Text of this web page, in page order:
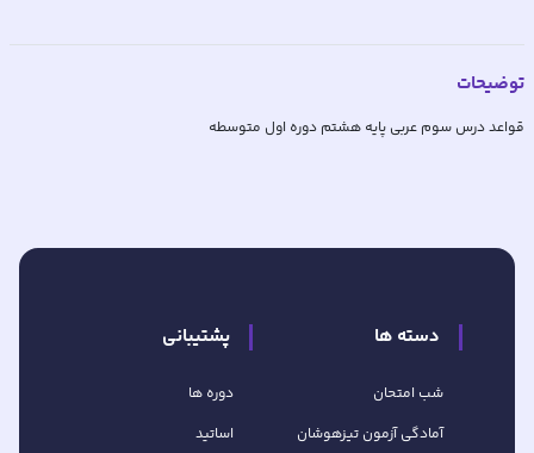
توضیحات
قواعد درس سوم عربی پایه هشتم دوره اول متوسطه
دسته ها
شب امتحان
آمادگی آزمون تیزهوشان
پشتیبانی
دوره ها
اساتید